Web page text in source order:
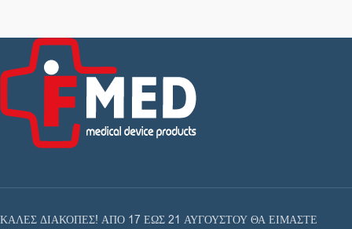
κανένα πρόβλημα.
✔ Όλα τα προϊόντα καθαρισμού είναι
δερματολογικά ελεγμένα και έχουν
ουδέτερο pH.
✔ Για περίπου 400 εφαρμογές.
ΚΑΛΕΣ ΔΙΑΚΟΠΕΣ! ΑΠΟ 17 ΕΩΣ 21 ΑΥΓΟΥΣΤΟΥ ΘΑ ΕΙΜΑΣΤΕ